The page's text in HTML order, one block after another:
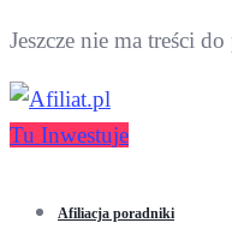
Jeszcze nie ma treści
Tu Inwestuje
Afiliacja poradniki